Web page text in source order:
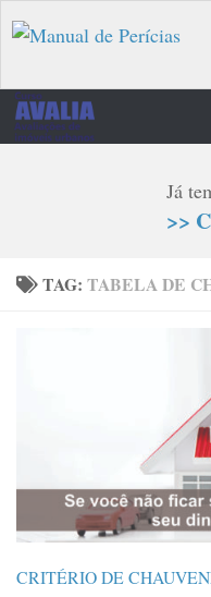
Skip to content
Já
>>
TAG: TABELA DE
CRITÉRIO DE